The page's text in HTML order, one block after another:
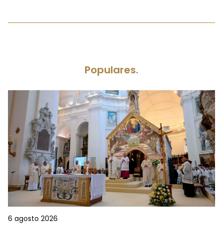
Populares.
6 agosto 2026